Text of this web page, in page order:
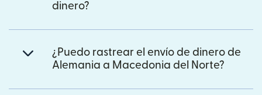
dinero?
¿Puedo rastrear el envío de dinero de
Alemania a Macedonia del Norte?